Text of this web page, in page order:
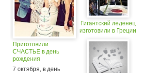
Приготовили
СЧАСТЬЕ в день
рождения
президента
7 октября, в день
Гигантский леденец
изготовили в Греции